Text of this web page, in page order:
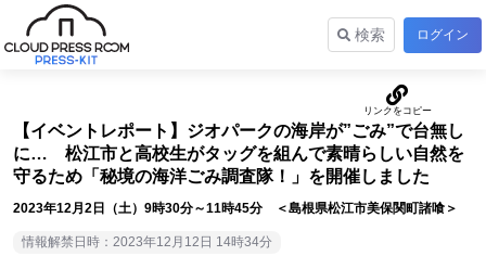
検索 ログイン
【イベントレポート】ジオパークの海岸が”ごみ”で台無し
に… 松江市と高校生がタッグを組んで素晴らしい自然を
守るため「秘境の海洋ごみ調査隊！」を開催しました
2023年12月2日（土）9時30分～11時45分 ＜島根県松江市美保関町諸喰＞
情報解禁日時：2023年12月12日 14時34分